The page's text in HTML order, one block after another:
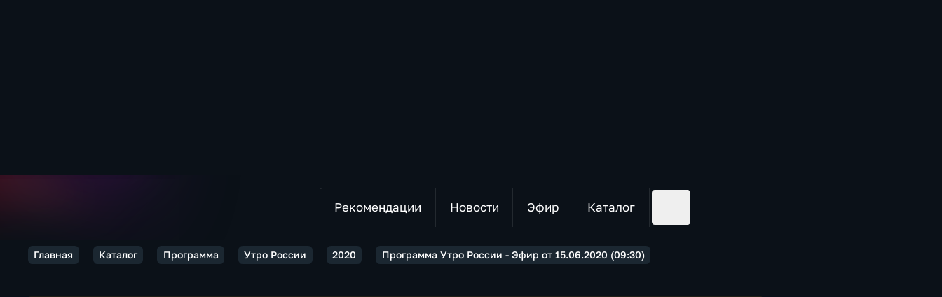
Рекомендации Новости Эфир Каталог
Главная Каталог Программа Утро России 2020 Программа Утро России - Эфир от 15.06.2020 (09:30)